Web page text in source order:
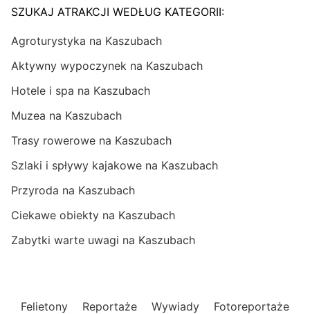
SZUKAJ ATRAKCJI WEDŁUG KATEGORII:
Agroturystyka na Kaszubach
Aktywny wypoczynek na Kaszubach
Hotele i spa na Kaszubach
Muzea na Kaszubach
Trasy rowerowe na Kaszubach
Szlaki i spływy kajakowe na Kaszubach
Przyroda na Kaszubach
Ciekawe obiekty na Kaszubach
Zabytki warte uwagi na Kaszubach
Felietony Reportaże Wywiady
Fotoreportaże